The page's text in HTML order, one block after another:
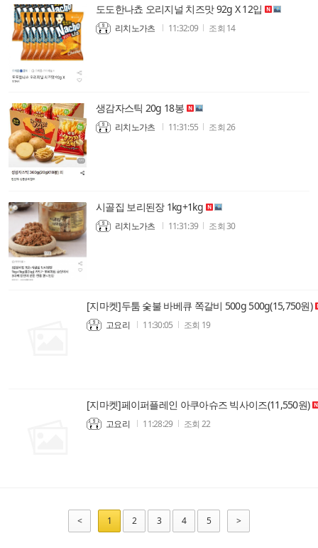
도도한나쵸 오리지널 치즈맛 92g X 12입
리치노가츠 11:32:09 조회 14
생감자스틱 20g 18봉
리치노가츠 11:31:55 조회26
시골집 보리된장 1kg+1kg
리치노가츠 11:31:39 조회30
[지마켓]두툼 숯불 바베큐 쪽갈비 500g 500g(15,750원)
고요리 11:30:05 조회 19
[지마켓]페이퍼플레인 아쿠아슈즈 빅사이즈(11,550원)
고요리 11:28:29 조회 22
< 1 2 3 4 5 >